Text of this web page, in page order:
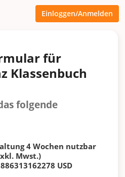
Einloggen/Anmelden
für
Klassenbuch
folgende
4 Wochen nutzbar
Mwst.)
USD